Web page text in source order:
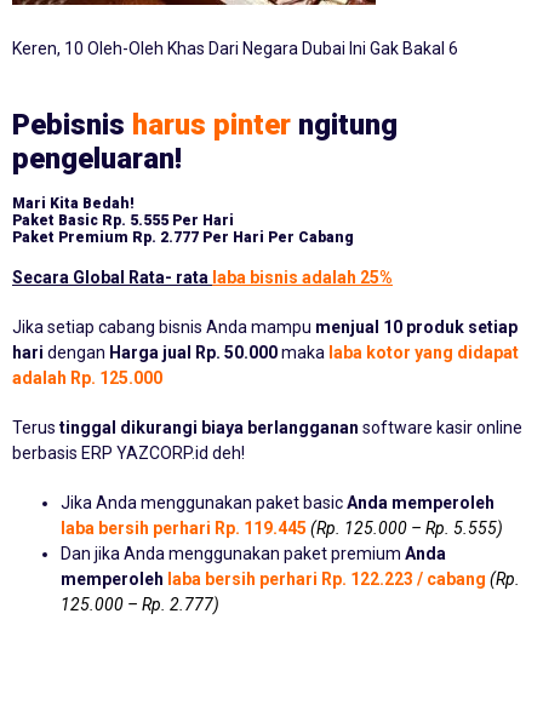
Keren, 10 Oleh-Oleh Khas Dari Negara Dubai Ini Gak Bakal 6
Pebisnis harus pinter ngitung
pengeluaran!
Mari Kita Bedah!
Paket Basic Rp. 5.555 Per Hari
Paket Premium Rp. 2.777 Per Hari Per Cabang
Secara Global Rata- rata laba bisnis adalah 25%
Jika setiap cabang bisnis Anda mampu menjual 10 produk setiap
hari dengan Harga jual Rp. 50.000maka laba kotor yang didapat
adalah Rp. 125.000
Terus tinggal dikurangi biaya berlangganan software kasir online
berbasis ERP YAZCORP.id deh!
Jika Anda menggunakan paket basicAnda memperoleh
laba bersih perhari Rp. 119.445 (Rp. 125.000 – Rp. 5.555)
Dan jika Anda menggunakan paket premium Anda
memperoleh laba bersih perhari Rp. 122.223 / cabang (Rp.
125.000 – Rp. 2.777)